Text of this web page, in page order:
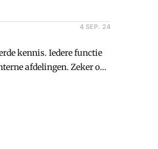
4 SEP. 24
kennis. Iedere functie
afdelingen. Zeker ook